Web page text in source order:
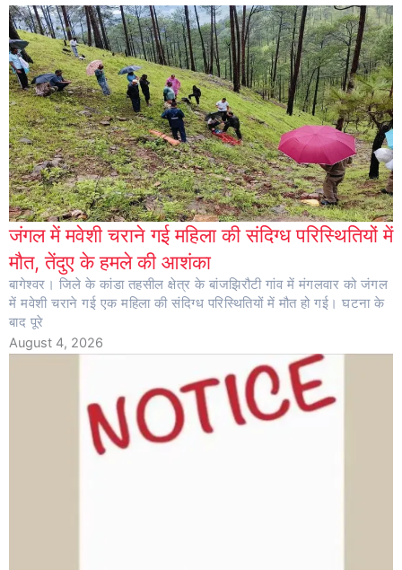
जंगल में मवेशी चराने गई महिला की संदिग्ध परिस्थितियों में
मौत, तेंदुए के हमले की आशंका
बागेश्वर। जिले के कांडा तहसील क्षेत्र के बांजझिरौटी गांव में मंगलवार को जंगल
में मवेशी चराने गई एक महिला की संदिग्ध परिस्थितियों में मौत हो गई। घटना के
बाद पूरे
August 4, 2026